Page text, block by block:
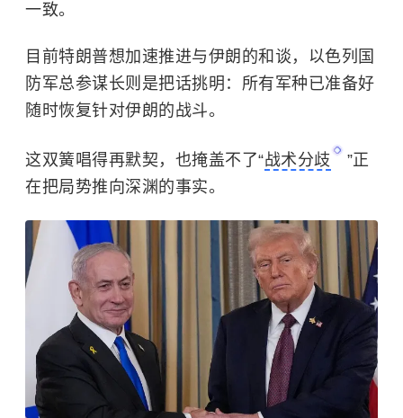
一致。
目前特朗普想加速推进与伊朗的和谈，以色列国
防军总参谋长则是把话挑明：所有军种已准备好
随时恢复针对伊朗的战斗。
这双簧唱得再默契，也掩盖不了“战术分歧
”正
在把局势推向深渊的事实。